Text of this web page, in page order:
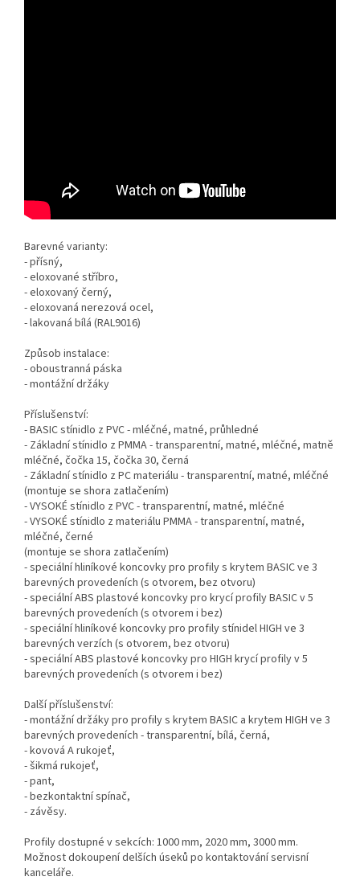
Barevné varianty:
- přísný,
- eloxované stříbro,
- eloxovaný černý,
- eloxovaná nerezová ocel,
- lakovaná bílá (RAL9016)
Způsob instalace:
- oboustranná páska
- montážní držáky
Příslušenství:
- BASIC stínidlo z PVC - mléčné, matné, průhledné
- Základní stínidlo z PMMA - transparentní, matné, mléčné, matně
mléčné, čočka 15, čočka 30, černá
- Základní stínidlo z PC materiálu - transparentní, matné, mléčné
(montuje se shora zatlačením)
- VYSOKÉ stínidlo z PVC - transparentní, matné, mléčné
- VYSOKÉ stínidlo z materiálu PMMA - transparentní, matné,
mléčné, černé
(montuje se shora zatlačením)
- speciální hliníkové koncovky pro profily s krytem BASIC ve 3
barevných provedeních (s otvorem, bez otvoru)
- speciální ABS plastové koncovky pro krycí profily BASIC v 5
barevných provedeních (s otvorem i bez)
- speciální hliníkové koncovky pro profily stínidel HIGH ve 3
barevných verzích (s otvorem, bez otvoru)
- speciální ABS plastové koncovky pro HIGH krycí profily v 5
barevných provedeních (s otvorem i bez)
Další příslušenství:
- montážní držáky pro profily s krytem BASIC a krytem HIGH ve 3
barevných provedeních - transparentní, bílá, černá,
- kovová A rukojeť,
- šikmá rukojeť,
- pant,
- bezkontaktní spínač,
- závěsy.
Profily dostupné v sekcích: 1000 mm, 2020 mm, 3000 mm.
Možnost dokoupení delších úseků po kontaktování servisní
kanceláře.